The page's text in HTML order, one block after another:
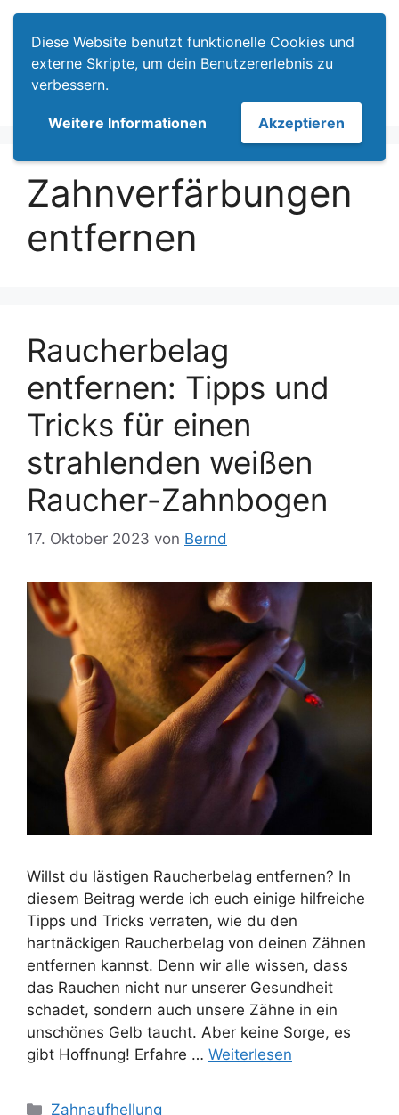
Diese Website benutzt funktionelle Cookies und
externe Skripte, um dein Benutzererlebnis zu
verbessern.
Weitere Informationen Akzeptieren
Zum
Inhalt
springen
Zahnverfärbungen
entfernen
Raucherbelag
entfernen: Tipps und
Tricks für einen
strahlenden weißen
Raucher-Zahnbogen
17. Oktober 2023 von Bernd
Willst du lästigen Raucherbelag entfernen? In
diesem Beitrag werde ich euch einige hilfreiche
Tipps und Tricks verraten, wie du den
hartnäckigen Raucherbelag von deinen Zähnen
entfernen kannst. Denn wir alle wissen, dass
das Rauchen nicht nur unserer Gesundheit
schadet, sondern auch unsere Zähne in ein
unschönes Gelb taucht. Aber keine Sorge, es
gibt Hoffnung! Erfahre … Weiterlesen
Kategorien
Zahnaufhellung